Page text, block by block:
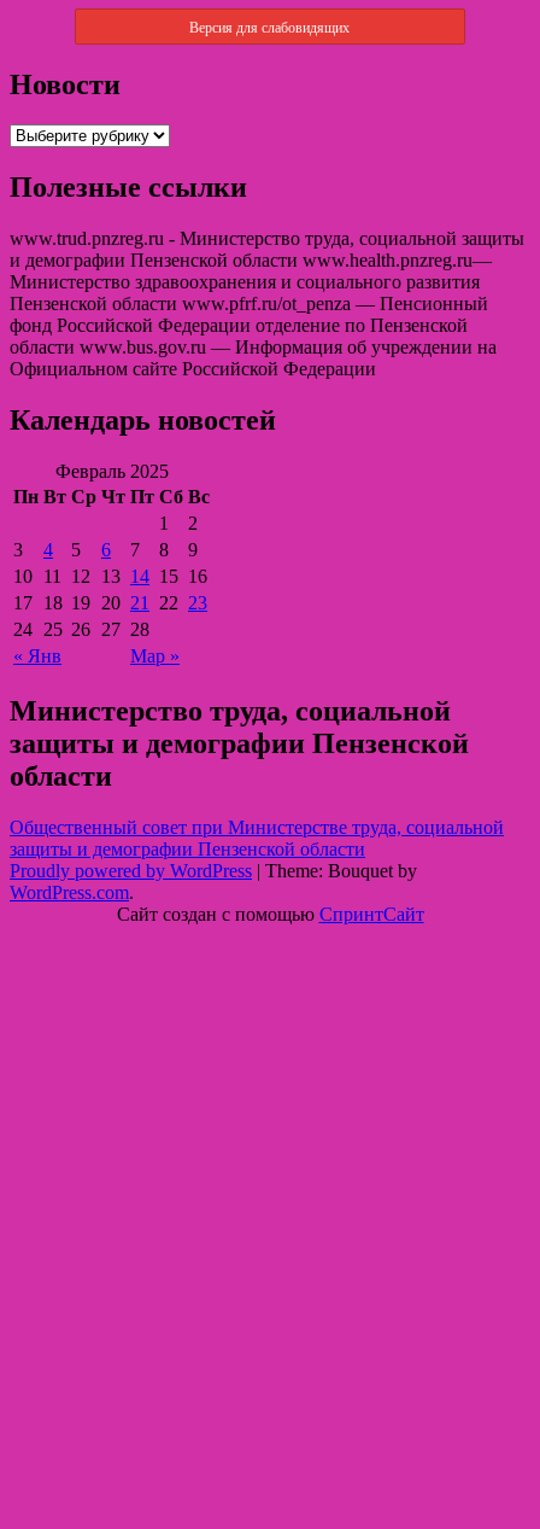
Версия для слабовидящих
Новости
Полезные ссылки
www.trud.pnzreg.ru - Министерство труда, социальной защиты
и демографии Пензенской области www.health.pnzreg.ru—
Министерство здравоохранения и социального развития
Пензенской области www.pfrf.ru/ot_penza — Пенсионный
фонд Российской Федерации отделение по Пензенской
области www.bus.gov.ru — Информация об учреждении на
Официальном сайте Российской Федерации
Календарь новостей
Февраль 2025
Пн Вт Ср Чт Пт Сб Вс
« Янв Мар »
1
2
3
4 5 6 7 8
9
10 11 12 13 14 15 16
17 18 19 20 21 22 23
24 25 26 27 28
Министерство труда, социальной
защиты и демографии Пензенской
области
Общественный совет при Министерстве труда, социальной
защиты и демографии Пензенской области
Proudly powered by WordPress | Theme: Bouquet by
WordPress.com.
Сайт создан с помощью СпринтСайт